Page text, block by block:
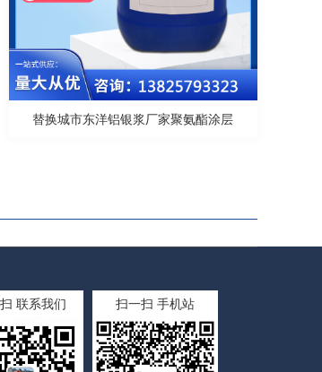
替换城市东洋铝银浆厂家聚氨酯涂层
联系我们 扫一扫 手机站